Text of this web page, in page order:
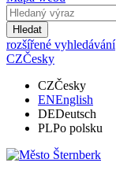
Hledat
rozšířené vyhledávání
CZČesky
CZČesky
ENEnglish
DEDeutsch
PLPo polsku